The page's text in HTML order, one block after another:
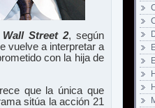
Wall Street 2, según
vuelve a interpretar a
con la hija de
que la única que
sitúa la acción 21